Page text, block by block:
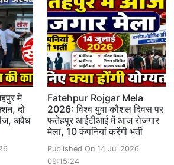
में
दो
अवैध
Fatehpur Rojgar Mela
2026: विश्व युवा कौशल दिवस पर
फतेहपुर आईटीआई में आज रोजगार
मेला, 10 कंपनियां करेंगी भर्ती
Published On 14 Jul 2026
09:15:24